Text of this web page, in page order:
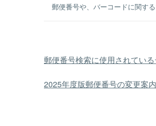
郵便番号や、バーコードに関す
郵便番号検索に使用されてい
2025年度版郵便番号の変更案内